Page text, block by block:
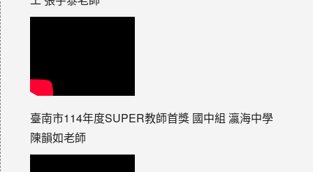
臺南市114年度SUPER教師首獎 國中組 瀛海中學
陳韻如老師